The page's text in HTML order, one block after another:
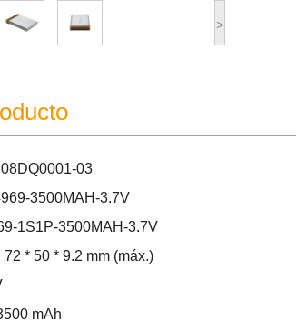
>
03
3500MAH-3.7V
1S1P-3500MAH-3.7V
* 50 * 9.2 mm (máx.)
mAh